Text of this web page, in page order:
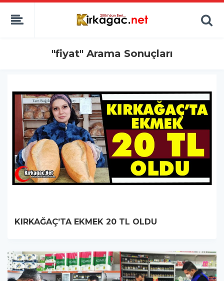
"fiyat" Arama Sonuçları
KIRKAĞAÇ’TA EKMEK 20 TL OLDU